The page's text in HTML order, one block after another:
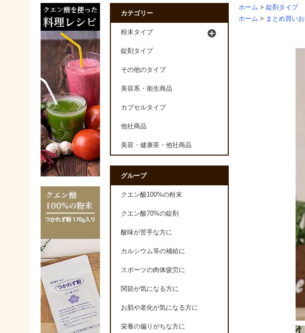
ホーム > 錠剤タイプ
ホーム > まとめ買い
カテゴリー
粉末タイプ
錠剤タイプ
その他のタイプ
美容系・衛生商品
カプセルタイプ
他社商品
美容・健康茶・他社商品
グループ
クエン酸100%の粉末
クエン酸70%の錠剤
酸味が苦手な方に
カルシウム等の補給に
スポーツの肉体疲労に
関節が気になる方に
お肌や老化が気になる方に
栄養の偏りがちな方に